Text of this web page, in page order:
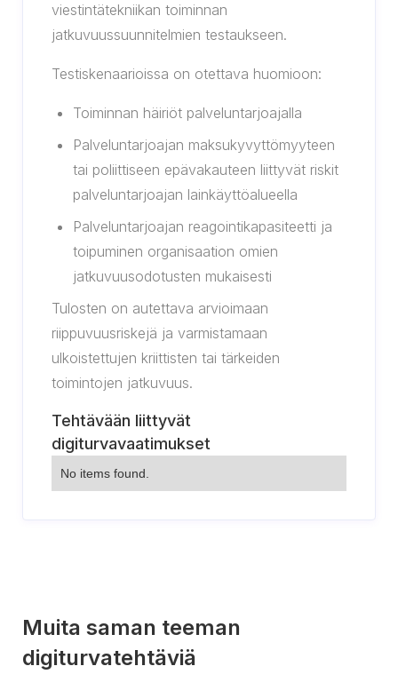
viestintätekniikan toiminnan
jatkuvuussuunnitelmien testaukseen.
Testiskenaarioissa on otettava huomioon:
Toiminnan häiriöt palveluntarjoajalla
Palveluntarjoajan maksukyvyttömyyteen
tai poliittiseen epävakauteen liittyvät riskit
palveluntarjoajan lainkäyttöalueella
Palveluntarjoajan reagointikapasiteetti ja
toipuminen organisaation omien
jatkuvuusodotusten mukaisesti
Tulosten on autettava arvioimaan
riippuvuusriskejä ja varmistamaan
ulkoistettujen kriittisten tai tärkeiden
toimintojen jatkuvuus.
Tehtävään liittyvät
digiturvavaatimukset
No items found.
Muita saman teeman
digiturvatehtäviä